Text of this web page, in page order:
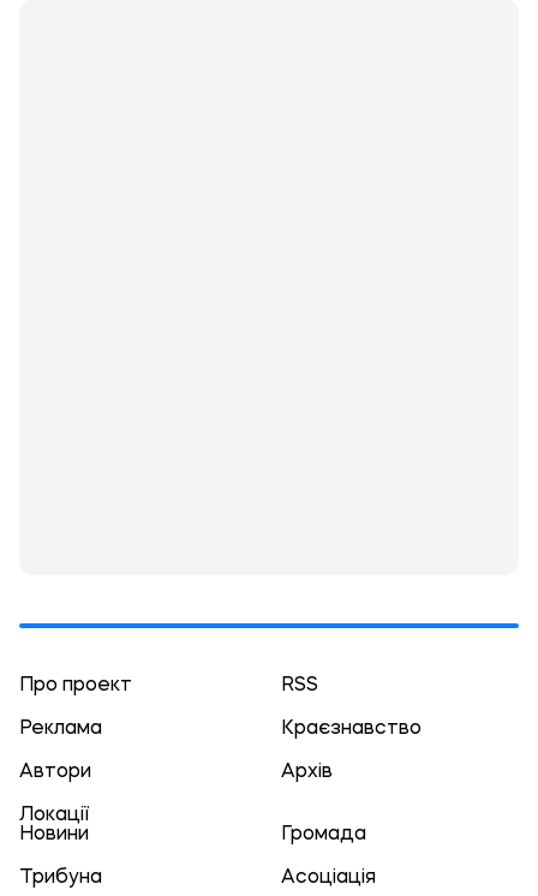
Про проект RSS
Реклама Краєзнавство
Автори Архів
Локації
Новини
Громада
Трибуна Асоціація